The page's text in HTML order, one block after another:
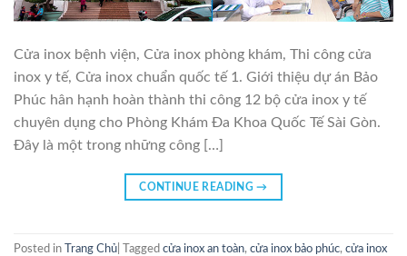
Cửa inox bệnh viện, Cửa inox phòng khám, Thi công cửa
inox y tế, Cửa inox chuẩn quốc tế 1. Giới thiệu dự án Bảo
Phúc hân hạnh hoàn thành thi công 12 bộ cửa inox y tế
chuyên dụng cho Phòng Khám Đa Khoa Quốc Tế Sài Gòn.
Đây là một trong những công […]
CONTINUE READING→
Posted in Trang Chủ Tagged cửa inox an toàn, cửa inox bảo phúc, cửa inox